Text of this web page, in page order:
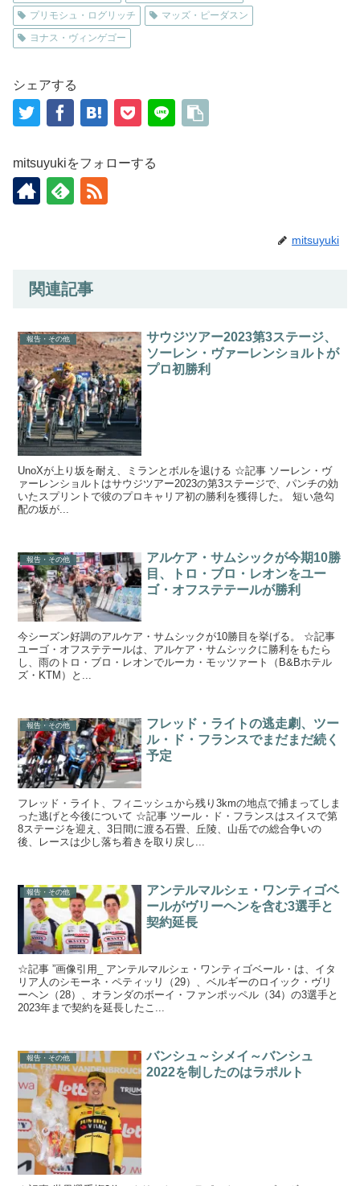
プリモシュ・ログリッチ
マッズ・ピーダスン
ヨナス・ヴィンゲゴー
シェアする
mitsuyukiをフォローする
mitsuyuki
関連記事
報告・その他
サウジツアー2023第3ステージ、
ソーレン・ヴァーレンショルトが
プロ初勝利
UnoXが上り坂を耐え、ミランとボルを退ける ☆記事 ソーレン・ヴ
ァーレンショルトはサウジツアー2023の第3ステージで、パンチの効
いたスプリントで彼のプロキャリア初の勝利を獲得した。 短い急勾
配の坂が...
報告・その他
アルケア・サムシックが今期10勝
目、トロ・ブロ・レオンをユー
ゴ・オフステテールが勝利
今シーズン好調のアルケア・サムシックが10勝目を挙げる。 ☆記事
ユーゴ・オフステテールは、アルケア・サムシックに勝利をもたら
し、雨のトロ・ブロ・レオンでルーカ・モッツァート（B&Bホテル
ズ・KTM）と...
報告・その他
フレッド・ライトの逃走劇、ツー
ル・ド・フランスでまだまだ続く
予定
フレッド・ライト、フィニッシュから残り3kmの地点で捕まってしま
った逃げと今後について ☆記事 ツール・ド・フランスはスイスで第
8ステージを迎え、3日間に渡る石畳、丘陵、山岳での総合争いの
後、レースは少し落ち着きを取り戻し...
報告・その他
アンテルマルシェ・ワンティゴベ
ールがヴリーヘンを含む3選手と
契約延長
☆記事 ”画像引用_ アンテルマルシェ・ワンティゴベール・は、イタ
リア人のシモーネ・ペティッリ（29）、ベルギーのロイック・ヴリ
ーヘン（28）、オランダのボーイ・ファンポッペル（34）の3選手と
2023年まで契約を延長したこ...
報告・その他
バンシュ～シメイ～バンシュ
2022を制したのはラポルト